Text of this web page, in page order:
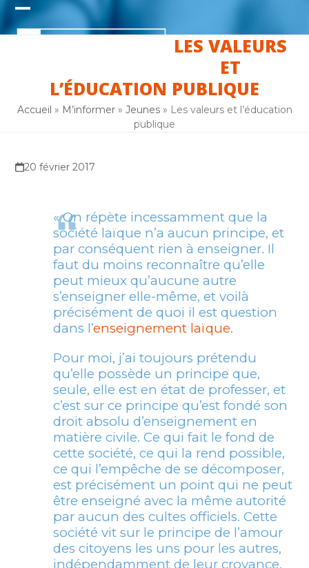
Skip
content
Open
Close
LES VALEURS
ET
L’ÉDUCATION PUBLIQUE
Accueil » M’informer» Jeunes» Les valeurs et l’éducation
publique
20 février 2017
« On répète incessamment que la
société laïque n’a aucun principe, et
par conséquent rien à enseigner. Il
faut du moins reconnaître qu’elle
peut mieux qu’aucune autre
s’enseigner elle-même, et voilà
précisément de quoi il est question
dans l’enseignement laïque.
Pour moi, j’ai toujours prétendu
qu’elle possède un principe que,
seule, elle est en état de professer, et
c’est sur ce principe qu’est fondé son
droit absolu d’enseignement en
matière civile. Ce qui fait le fond de
cette société, ce qui la rend possible,
ce qui l’empêche de se décomposer,
est précisément un point qui ne peut
être enseigné avec la même autorité
par aucun des cultes officiels. Cette
société vit sur le principe de l’amour
des citoyens les uns pour les autres,
indépendamment de leur croyance.